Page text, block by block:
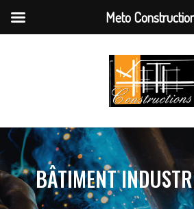
BÂTIMENT
Meto